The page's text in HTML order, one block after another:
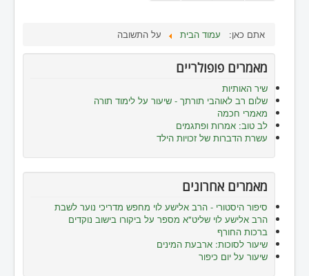
אתם כאן: עמוד הבית על התשובה
מאמרים פופולריים
שיר האותיות
שלום רב לאוהבי תורתך - שיעור על לימוד תורה
מאמרי חכמה
לב טוב: אמרות ופתגמים
עשרת הדברות של זכויות הילד
מאמרים אחרונים
סיפור היסטורי - הרב אלישע לוי מחפש מדריכי נוער לשבת
הרב אלישע לוי שליט"א מספר על ביקורו בישוב נוקדים
ברכות החורף
שיעור לסוכות: ארבעת המינים
שיעור על יום כיפור